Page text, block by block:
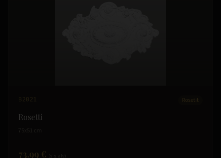
B2021 Rosetit
Rosetti
75x51 cm
73.99 €